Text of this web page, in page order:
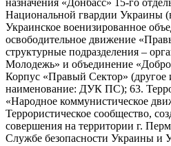
назначения «Донбасс» 15-го
Национальной гвардии Украины
Украинское военизированное
освободительное движение
структурные подразделения –
Молодежь» и объединение
Корпус «Правый Сектор» (другое
наименование: ДУК ПС); 63.
«Народное коммунистическое
Террористическое сообщество,
совершения на территории г.
Службе безопасности Украины и